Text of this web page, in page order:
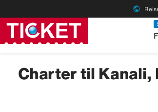
public
Charter til Kanali,